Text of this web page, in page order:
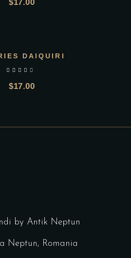
$17.00
DAIQUIRI
$17.00
by Antik Neptun
Neptun, Romania